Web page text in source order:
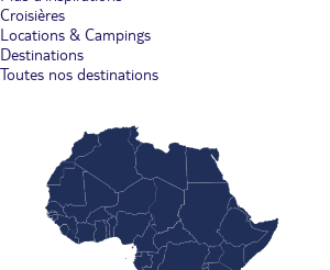
Croisières
Locations & Campings
Destinations
Toutes nos destinations